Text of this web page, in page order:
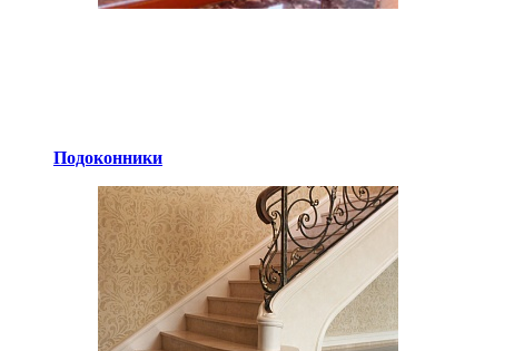
Подоконники